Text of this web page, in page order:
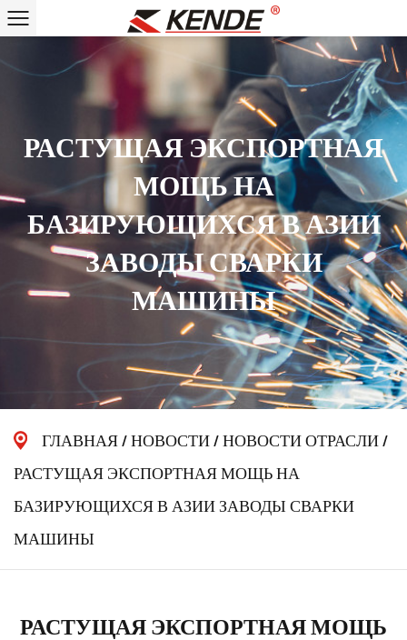
РАСТУЩАЯ ЭКСПОРТНАЯ
МОЩЬ НА
БАЗИРУЮЩИХСЯ В АЗИИ
ЗАВОДЫ СВАРКИ
МАШИНЫ
ГЛАВНАЯ/НОВОСТИ/НОВОСТИ ОТРАСЛИ/
РАСТУЩАЯ ЭКСПОРТНАЯ МОЩЬ НА
БАЗИРУЮЩИХСЯ В АЗИИ ЗАВОДЫ СВАРКИ
МАШИНЫ
РАСТУЩАЯ ЭКСПОРТНАЯ МОЩЬ